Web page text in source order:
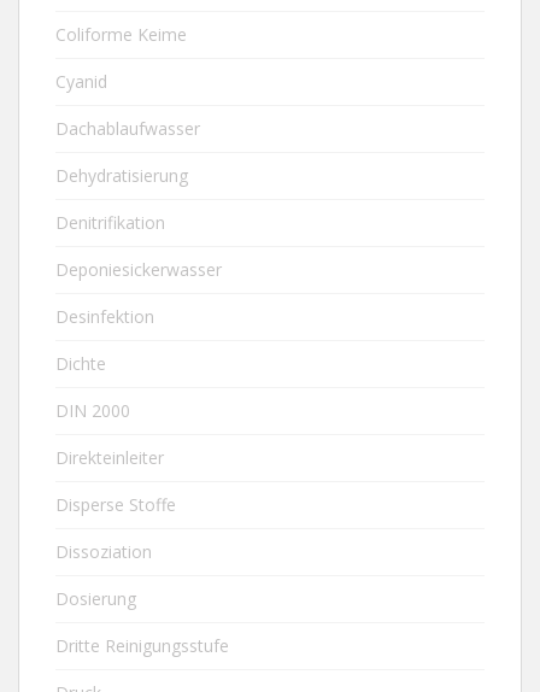
Coliforme Keime
Cyanid
Dachablaufwasser
Dehydratisierung
Denitrifikation
Deponiesickerwasser
Desinfektion
Dichte
DIN 2000
Direkteinleiter
Disperse Stoffe
Dissoziation
Dosierung
Dritte Reinigungsstufe